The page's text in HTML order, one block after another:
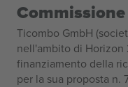
Ticombo GmbH
nell'ambito di
finanziamento della
per la sua proposta n.